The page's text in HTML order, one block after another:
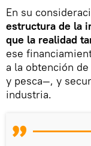
En su
estructura de la
que la realidad
ese
a la obtención
y pesca—, y
industria.